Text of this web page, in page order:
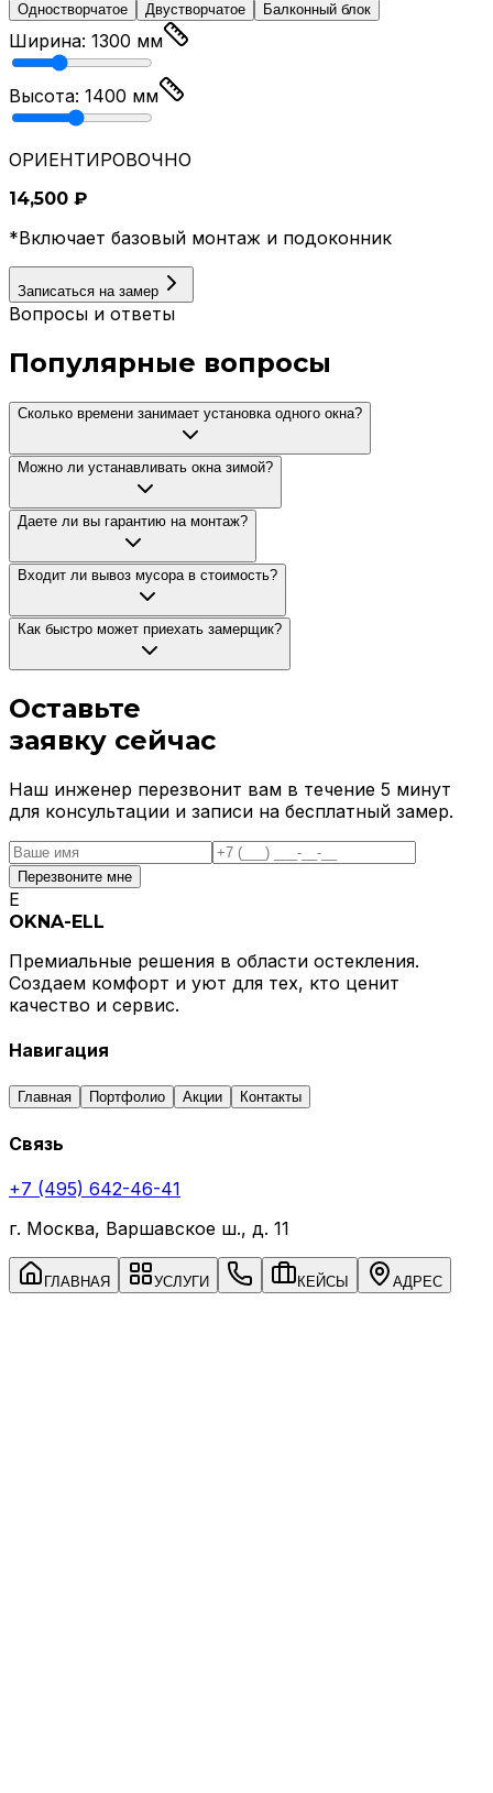
Одностворчатое Двустворчатое Балконный блок
Ширина: 1300 мм
Высота: 1400 мм
ОРИЕНТИРОВОЧНО
14,500 ₽
*Включает базовый монтаж и подоконник
Записаться на замер
Вопросы и ответы
Популярные вопросы
Сколько времени занимает установка одного окна?
Можно ли устанавливать окна зимой?
Даете ли вы гарантию на монтаж?
Входит ли вывоз мусора в стоимость?
Как быстро может приехать замерщик?
Оставьте
заявку сейчас
Наш инженер перезвонит вам в течение 5 минут
для консультации и записи на бесплатный замер.
Перезвоните мне
E
OKNA-ELL
Премиальные решения в области остекления.
Создаем комфорт и уют для тех, кто ценит
качество и сервис.
Навигация
Главная Портфолио Акции Контакты
Связь
+7 (495) 642-46-41
г. Москва, Варшавское ш., д. 11
ГЛАВНАЯ УСЛУГИ КЕЙСЫ АДРЕС